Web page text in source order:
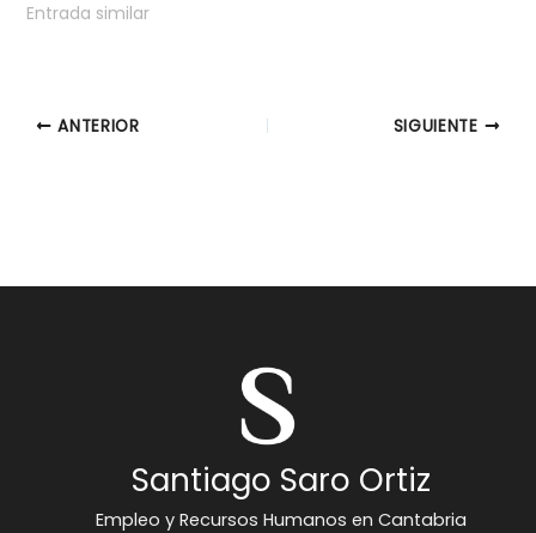
Entrada similar
ANTERIOR SIGUIENTE
Santiago Saro Ortiz
Empleo y Recursos Humanos en Cantabria